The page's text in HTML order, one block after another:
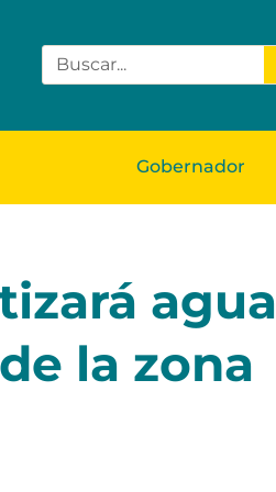
Gobernador
agua
la zona